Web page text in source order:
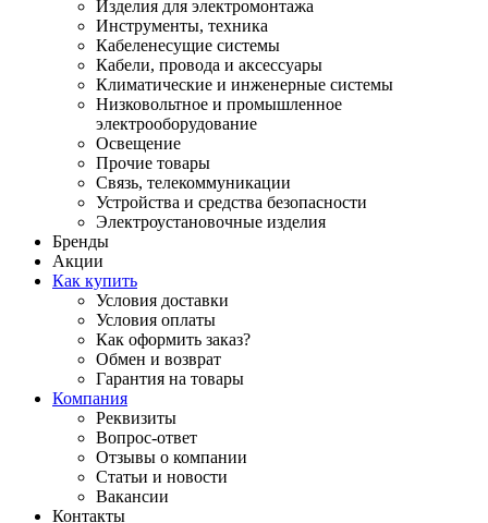
Изделия для электромонтажа
Инструменты, техника
Кабеленесущие системы
Кабели, провода и аксессуары
Климатические и инженерные системы
Низковольтное и промышленное
электрооборудование
Освещение
Прочие товары
Связь, телекоммуникации
Устройства и средства безопасности
Электроустановочные изделия
Бренды
Акции
Как купить
Условия доставки
Условия оплаты
Как оформить заказ?
Обмен и возврат
Гарантия на товары
Компания
Реквизиты
Вопрос-ответ
Отзывы о компании
Статьи и новости
Вакансии
Контакты